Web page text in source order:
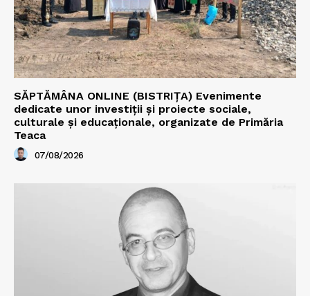
SĂPTĂMÂNA ONLINE (BISTRIȚA) Evenimente
dedicate unor investiții și proiecte sociale,
culturale și educaționale, organizate de Primăria
Teaca
07/08/2026